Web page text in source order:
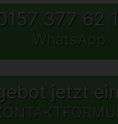
377 62
WhatsApp
jetzt